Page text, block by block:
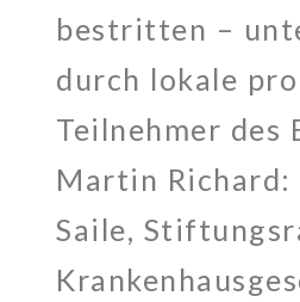
bestritten –
durch lokale
Teilnehmer
Martin
Saile,